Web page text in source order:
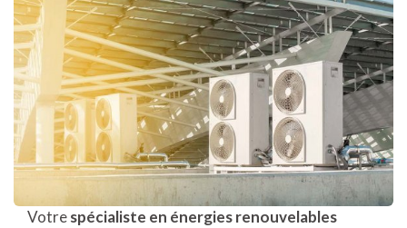
Votrespécialiste en énergies renouvelables